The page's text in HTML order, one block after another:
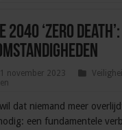
2040 ‘zero
1 november 2023
dat niemand meer
een fundamentele